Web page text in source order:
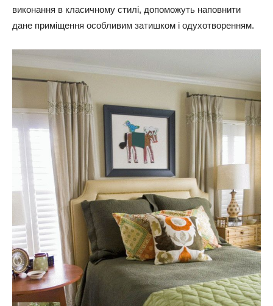
виконання в класичному стилі, допоможуть наповнити
дане приміщення особливим затишком і одухотворенням.